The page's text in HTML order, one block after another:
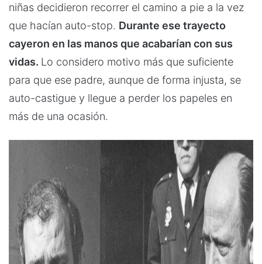
niñas decidieron recorrer el camino a pie a la vez
que hacían auto-stop. Durante ese trayecto
cayeron en las manos que acabarían con sus
vidas. Lo considero motivo más que suficiente
para que ese padre, aunque de forma injusta, se
auto-castigue y llegue a perder los papeles en
más de una ocasión.